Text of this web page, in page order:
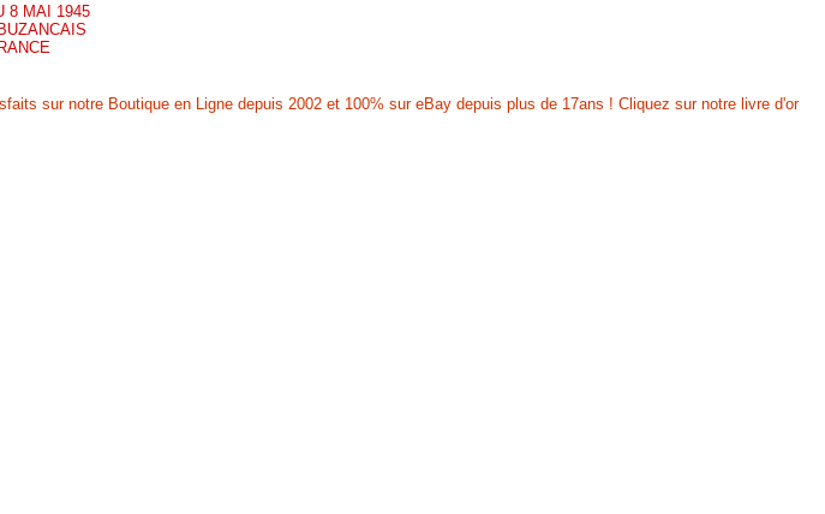
8 MAI 1945
sur notre Boutique en Ligne depuis 2002 et 100% sur eBay depuis plus de 17ans ! Cliquez sur notre livre d'or